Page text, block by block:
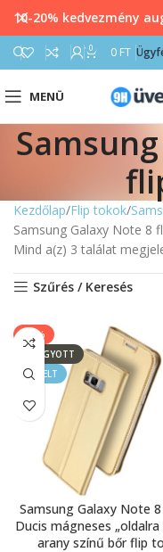
0 0 FT
MENÜ
Kezdőlap Flip tokok
Samsung Galaxy Note 8
Mind a(z) 3 találat
Szűrés / Keresés
-33%
ELFOGYOTT
KIEMELT
Samsung Galaxy Note
Ducis mágneses „oldalra
arany színű bőr flip
10-20% kedvezmény